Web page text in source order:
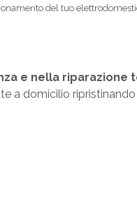
del tuo
e nella riparazione
a domicilio